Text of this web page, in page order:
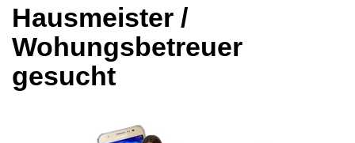
Hausmeister /
Wohungsbetreuer
gesucht